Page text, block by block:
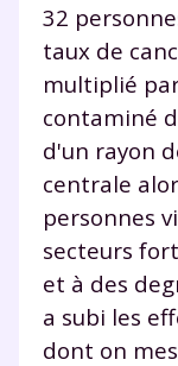
32
taux de
multiplié
contaminé
d'un rayon
centrale
personnes
secteurs
et à des
a subi les
dont on